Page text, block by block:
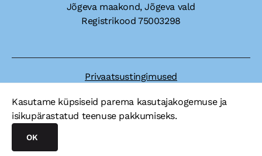
Jõgeva maakond, Jõgeva vald
Registrikood 75003298
Privaatsustingimused
Kasutame küpsiseid parema kasutajakogemuse ja
isikupärastatud teenuse pakkumiseks.
OK